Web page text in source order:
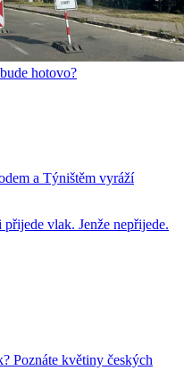
hotovo?
a Týništěm vyráží
vlak. Jenže nepřijede.
Poznáte květiny českých